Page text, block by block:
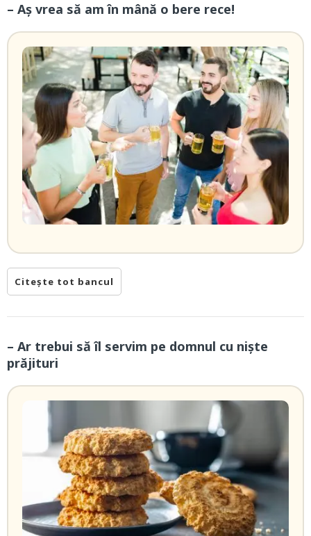
– Aş vrea să am în mână o bere rece!
Citește tot bancul
– Ar trebui să îl servim pe domnul cu niște
prăjituri